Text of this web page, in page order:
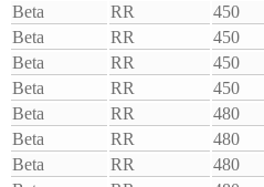
Beta
RR 450
Beta
RR 450
Beta
RR 450
Beta
RR 450
Beta
RR 480
Beta
RR 480
Beta
RR 480